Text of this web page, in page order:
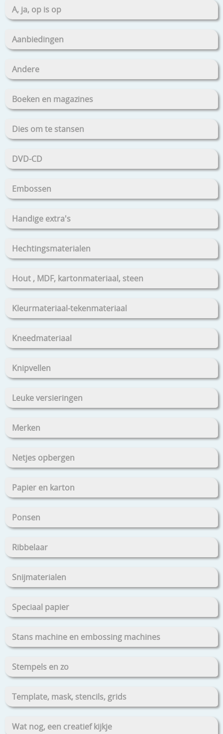
A, ja, op is op
Aanbiedingen
Andere
Boeken en magazines
Dies om te stansen
DVD-CD
Embossen
Handige extra's
Hechtingsmaterialen
Hout , MDF, kartonmateriaal, steen
Kleurmateriaal-tekenmateriaal
Kneedmateriaal
Knipvellen
Leuke versieringen
Merken
Netjes opbergen
Papier en karton
Ponsen
Ribbelaar
Snijmaterialen
Speciaal papier
Stans machine en embossing machines
Stempels en zo
Template, mask, stencils, grids
Wat nog, een creatief kijkje